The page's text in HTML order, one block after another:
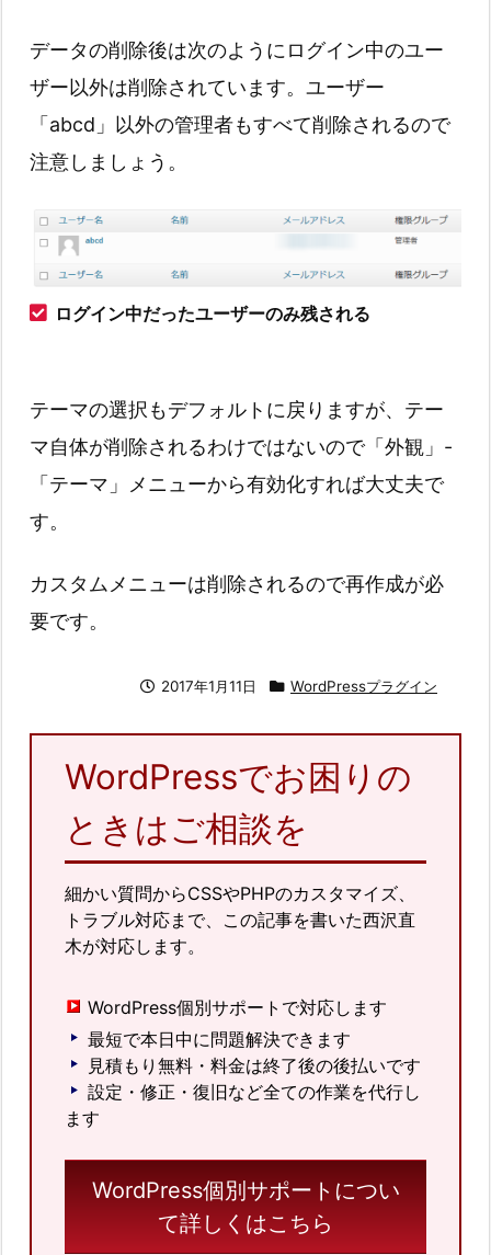
データの削除後は次のようにログイン中のユー
ザー以外は削除されています。ユーザー
「abcd」以外の管理者もすべて削除されるので
注意しましょう。
ログイン中だったユーザーのみ残される
テーマの選択もデフォルトに戻りますが、テー
マ自体が削除されるわけではないので「外観」-
「テーマ」メニューから有効化すれば大丈夫で
す。
カスタムメニューは削除されるので再作成が必
要です。
2017年1月11日 WordPressプラグイン
WordPressでお困りの
ときはご相談を
細かい質問からCSSやPHPのカスタマイズ、
トラブル対応まで、この記事を書いた西沢直
木が対応します。
WordPress個別サポートで対応します
最短で本日中に問題解決できます
見積もり無料・料金は終了後の後払いです
設定・修正・復旧など全ての作業を代行し
ます
WordPress個別サポートについ
て詳しくはこちら